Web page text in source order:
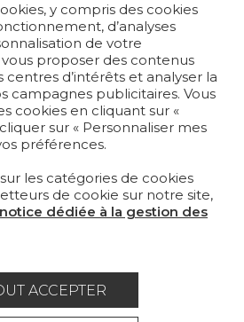
y compris des cookies
d’analyses
de votre
proposer des contenus
centres d’intérêts et analyser la
campagnes publicitaires. Vous
cookies en cliquant sur «
sur « Personnaliser mes
préférences.
les catégories de cookies
de cookie sur notre site,
dédiée à la gestion des
ACCEPTER